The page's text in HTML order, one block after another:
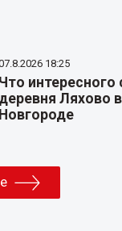
18:25
Что интересного
деревня Ляхово
Новгороде